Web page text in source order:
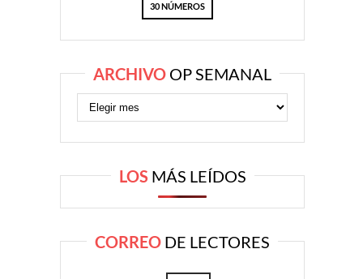
30 NÚMEROS
ARCHIVO OP SEMANAL
LOS MÁS LEÍDOS
CORREO DE LECTORES